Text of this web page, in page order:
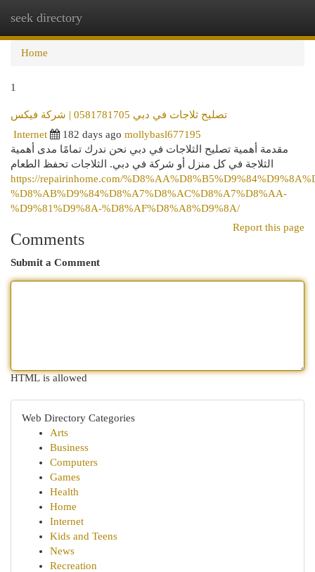
seek directory
Home
1
تصليح ثلاجات في دبي 0581781705 | شركة فيكس
Internet
182 days ago mollybasl677195
مقدمة أهمية تصليح الثلاجات في دبي نحن ندرك تمامًا مدى أهمية
الثلاجة في كل منزل أو شركة في دبي. الثلاجات تحفظ الطعام
https://repairinhome.com/
%D8%AB%D9%84%D8%A7%D8%AC%D8%A7%D8%AA-
%D9%81%D9%8A-%D8%AF%D8%A8%D9%8A/
Report this page
Comments
Submit a Comment
HTML is allowed
Web Directory Categories
Arts
Business
Computers
Games
Health
Home
Internet
Kids and Teens
News
Recreation